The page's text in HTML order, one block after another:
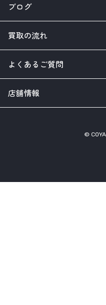
ブログ
買取の流れ
よくあるご質問
店舗情報
©